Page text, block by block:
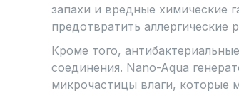
запахи и вредные химические
предотвратить
Кроме того,
соединения. Nano-Aqua
микрочастицы влаги,